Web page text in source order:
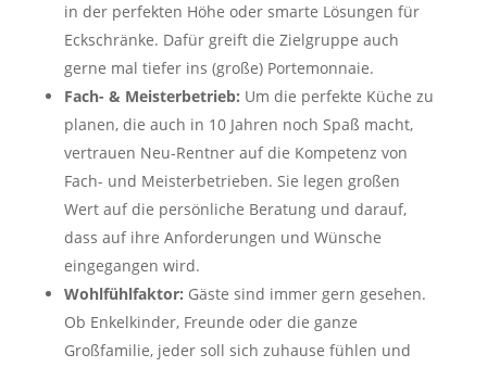
in der perfekten Höhe oder smarte Lösungen für
Eckschränke. Dafür greift die Zielgruppe auch
gerne mal tiefer ins (große) Portemonnaie.
Fach- & Meisterbetrieb: Um die perfekte Küche zu
planen, die auch in 10 Jahren noch Spaß macht,
vertrauen Neu-Rentner auf die Kompetenz von
Fach- und Meisterbetrieben. Sie legen großen
Wert auf die persönliche Beratung und darauf,
dass auf ihre Anforderungen und Wünsche
eingegangen wird.
Wohlfühlfaktor: Gäste sind immer gern gesehen.
Ob Enkelkinder, Freunde oder die ganze
Großfamilie, jeder soll sich zuhause fühlen und